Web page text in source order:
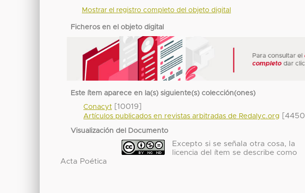
Mostrar el registro completo del objeto digital
Ficheros en el objeto digital
Este ítem aparece en la(s) siguiente(s) colección(ones)
Conacyt [10019]
Artículos publicados en revistas arbitradas de Redalyc.org [4450]
Visualización del Documento
Excepto si se señala otra cosa, la
licencia del ítem se describe como
Acta Poética